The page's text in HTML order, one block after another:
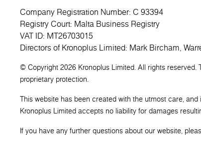
Company Registration Number: C 93394
Registry Court: Malta Business Registry
VAT ID: MT26703015
Directors of Kronoplus Limited: Mark Bircham,
© Copyright 2026 Kronoplus Limited. All rights
proprietary protection.
This website has been created with the utmost care,
Kronoplus Limited accepts no liability for damages
If you have any further questions about our website,